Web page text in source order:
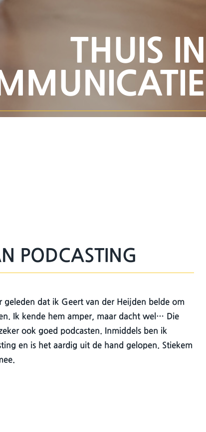
THUIS IN
PODCASTING
geleden dat ik Geert van der Heijden belde om
Ik kende hem amper, maar dacht wel… Die
ook goed podcasten. Inmiddels ben ik
en is het aardig uit de hand gelopen. Stiekem